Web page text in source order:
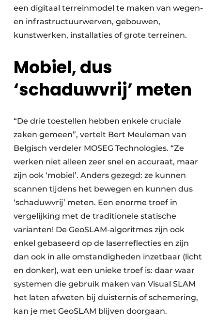
een digitaal terreinmodel te maken van wegen-
en infrastructuurwerven, gebouwen,
kunstwerken, installaties of grote terreinen.
Mobiel, dus
‘schaduwvrij’ meten
“De drie toestellen hebben enkele cruciale
zaken gemeen”, vertelt Bert Meuleman van
Belgisch verdeler MOSEG Technologies. “Ze
werken niet alleen zeer snel en accuraat, maar
zijn ook ‘mobiel’. Anders gezegd: ze kunnen
scannen tijdens het bewegen en kunnen dus
‘schaduwvrij’ meten. Een enorme troef in
vergelijking met de traditionele statische
varianten! De GeoSLAM-algoritmes zijn ook
enkel gebaseerd op de laserreflecties en zijn
dan ook in alle omstandigheden inzetbaar (licht
en donker), wat een unieke troef is: daar waar
systemen die gebruik maken van Visual SLAM
het laten afweten bij duisternis of schemering,
kan je met GeoSLAM blijven doorgaan.